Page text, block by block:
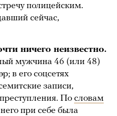
полицейским.
сейчас,
ничего неизвестно.
мужчина 46 (или 48)
в его соцсетях
записи,
По словам
при себе была